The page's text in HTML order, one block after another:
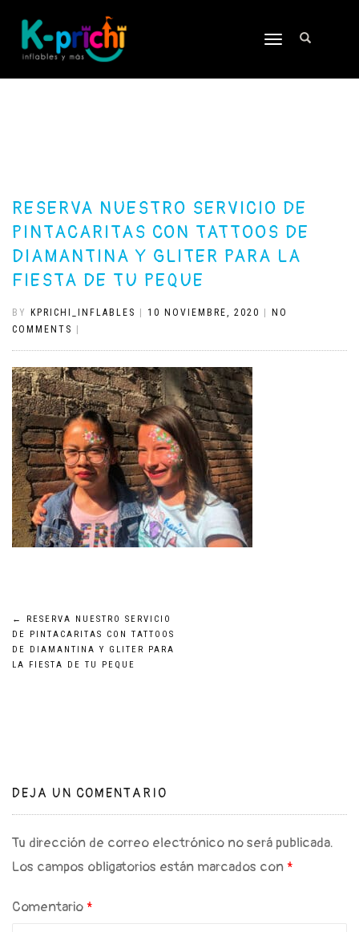
TOGGLE
RESERVA NUESTRO SERVICIO DE
PINTACARITAS CON TATTOOS DE
DIAMANTINA Y GLITER PARA LA
FIESTA DE TU PEQUE
BY KPRICHI_INFLABLES 10 NOVIEMBRE, 2020
NO
COMMENTS
Navegación
de
←
RESERVA NUESTRO SERVICIO
DE PINTACARITAS CON TATTOOS
DE DIAMANTINA Y GLITER PARA
LA FIESTA DE TU PEQUE
DEJA UN COMENTARIO
Tu dirección de correo electrónico no será publicada.
Los campos obligatorios están marcados con *
Comentario *